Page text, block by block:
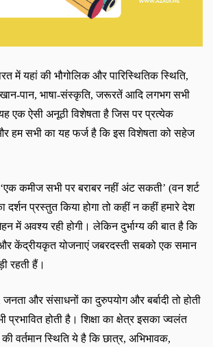
में यहां की भौगोलिक और पारिस्थितिक स्थिति,
खान-पान, भाषा-संस्कृति,जरूरतें आदि लगभग सभी
एक ऐसी अनूठी विशेषता है जिस पर प्रत्येक
हम सभी का यह फर्ज है कि इस विशेषता को सहेज
कमीज सभी पर बराबर नहीं अंट सकती’ (वन शर्ट
प्रस्तुत किया होगा तो कहीं न कहीं हमारे देश
में अवश्य रही होगी। लेकिन दुर्भाग्य की बात है कि
केंद्रीयकृत योजनाएं जबरदस्ती सबको एक समान
रहती हैं।
जनता और संसाधनों का दुरुपयोग और बर्बादी तो होती
प्रभावित होती है। शिक्षा का क्षेत्र इसका ज्वलंत
वर्तमान स्थिति ये है कि छात्र, अभिभावक,